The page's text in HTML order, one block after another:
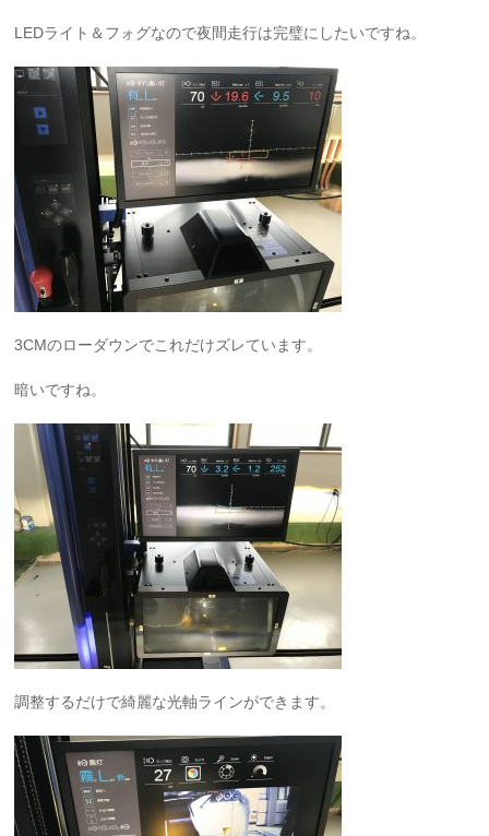
LEDライト＆フォグなので夜間走行は完璧にしたいですね。
3CMのローダウンでこれだけズレています。
暗いですね。
調整するだけで綺麗な光軸ラインができます。